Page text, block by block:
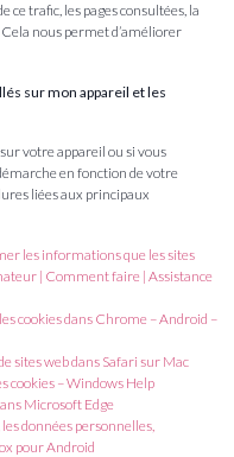
ce trafic, les pages consultées, la
nous permet d’améliorer
sur mon appareil et les
votre appareil ou si vous
en fonction de votre
liées aux principaux
les informations que les sites
| Comment faire | Assistance
cookies dans Chrome – Android –
sites web dans Safari sur Mac
cookies – Windows Help
Microsoft Edge
données personnelles,
pour Android